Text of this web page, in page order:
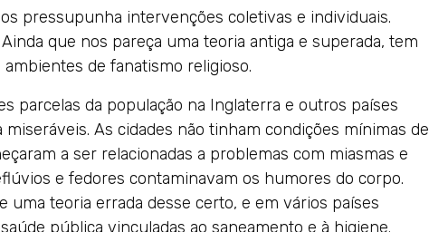
pressupunha intervenções coletivas e individuais.
que nos pareça uma teoria antiga e superada, tem
de fanatismo religioso.
parcelas da população na Inglaterra e outros países
As cidades não tinham condições mínimas de
a ser relacionadas a problemas com miasmas e
e fedores contaminavam os humores do corpo.
uma teoria errada desse certo, e em vários países
pública vinculadas ao saneamento e à higiene.